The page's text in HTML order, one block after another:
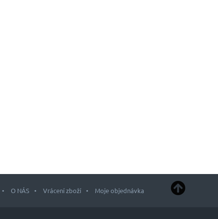
O NÁS Vrácení zboží Moje objednávka